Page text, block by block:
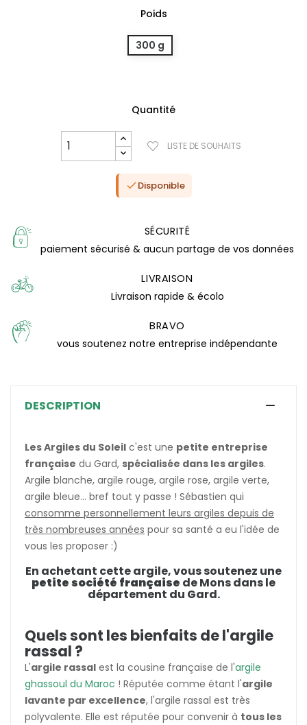
Poids
300 g
Quantité
LISTE DE SOUHAITS
Disponible
SÉCURITÉ
paiement sécurisé & aucun partage de vos données
LIVRAISON
Livraison rapide & écolo
BRAVO
vous soutenez notre entreprise indépendante
DESCRIPTION
Les Argiles du Soleil c'est une petite entreprise
française du Gard, spécialisée dans les argiles.
Argile blanche, argile rouge, argile rose, argile verte,
argile bleue... bref tout y passe ! Sébastien qui
consomme personnellement leurs argiles depuis de
très nombreuses années pour sa santé a eu l'idée de
vous les proposer :)
En achetant cette argile, vous soutenez une
petite société française de Mons dans le
département du Gard.
Quels sont les bienfaits de l'argile
rassal ?
L'argile rassal est la cousine française de l'argile
ghassoul du Maroc ! Réputée comme étant l'argile
lavante par excellence, l'argile rassal est très
polyvalente. Elle est réputée pour convenir à tous les